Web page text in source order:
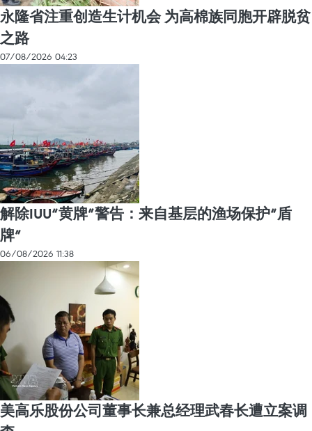
永隆省注重创造生计机会 为高棉族同胞开辟脱贫
之路
07/08/2026 04:23
解除IUU“黄牌”警告：来自基层的渔场保护“盾
牌”
06/08/2026 11:38
美高乐股份公司董事长兼总经理武春长遭立案调